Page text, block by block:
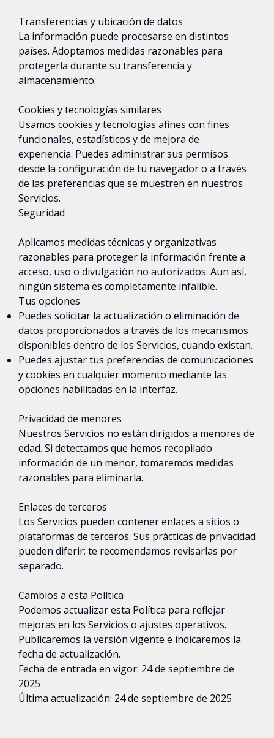
Transferencias y ubicación de datos
La información puede procesarse en distintos
países. Adoptamos medidas razonables para
protegerla durante su transferencia y
almacenamiento.
Cookies y tecnologías similares
Usamos cookies y tecnologías afines con fines
funcionales, estadísticos y de mejora de
experiencia. Puedes administrar sus permisos
desde la configuración de tu navegador o a través
de las preferencias que se muestren en nuestros
Servicios.
Seguridad
Aplicamos medidas técnicas y organizativas
razonables para proteger la información frente a
acceso, uso o divulgación no autorizados. Aun así,
ningún sistema es completamente infalible.
Tus opciones
Puedes solicitar la actualización o eliminación de
datos proporcionados a través de los mecanismos
disponibles dentro de los Servicios, cuando existan.
Puedes ajustar tus preferencias de comunicaciones
y cookies en cualquier momento mediante las
opciones habilitadas en la interfaz.
Privacidad de menores
Nuestros Servicios no están dirigidos a menores de
edad. Si detectamos que hemos recopilado
información de un menor, tomaremos medidas
razonables para eliminarla.
Enlaces de terceros
Los Servicios pueden contener enlaces a sitios o
plataformas de terceros. Sus prácticas de privacidad
pueden diferir; te recomendamos revisarlas por
separado.
Cambios a esta Política
Podemos actualizar esta Política para reflejar
mejoras en los Servicios o ajustes operativos.
Publicaremos la versión vigente e indicaremos la
fecha de actualización.
Fecha de entrada en vigor: 24 de septiembre de
2025
Última actualización: 24 de septiembre de 2025